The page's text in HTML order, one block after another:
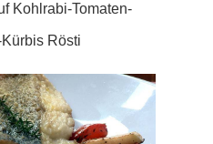
Kohlrabi-Tomaten-
Rösti